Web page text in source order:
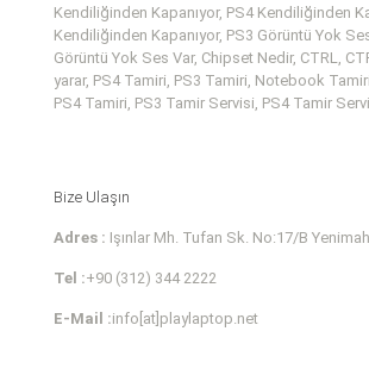
Kendiliğinden Kapanıyor, PS4 Kendiliğinden
Kendiliğinden Kapanıyor, PS3 Görüntü Yok
Görüntü Yok Ses Var, Chipset Nedir, CTRL,
yarar, PS4 Tamiri, PS3 Tamiri, Notebook
PS4 Tamiri, PS3 Tamir Servisi, PS4 Tamir
Bize Ulaşın
Adres : Işınlar Mh. Tufan Sk. No:17/B
Tel :+90 (312) 344 2222
E-Mail :info[at]playlaptop.net